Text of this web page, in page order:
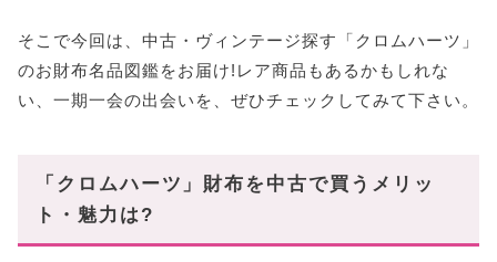
そこで今回は、中古・ヴィンテージ探す「クロムハーツ」
のお財布名品図鑑をお届け!レア商品もあるかもしれな
い、一期一会の出会いを、ぜひチェックしてみて下さい。
「クロムハーツ」財布を中古で買うメリッ
ト・魅力は?